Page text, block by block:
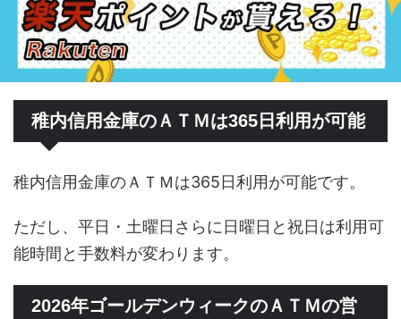
稚内信用金庫のＡＴＭは365日利用が可能
稚内信用金庫のＡＴＭは365日利用が可能です。
ただし、平日・土曜日さらに日曜日と祝日は利用可
能時間と手数料が変わります。
2026年ゴールデンウィークのＡＴＭの営